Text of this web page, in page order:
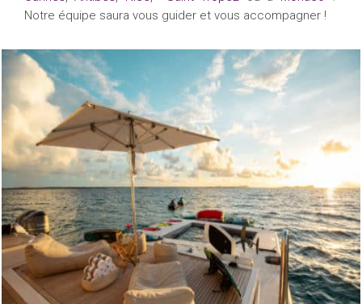
Notre équipe saura vous guider et vous accompagner !